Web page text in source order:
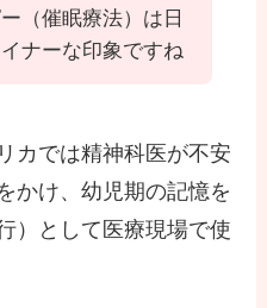
（催眠療法）は日
ナーな印象ですね
カでは精神科医が不安
かけ、幼児期の記憶を
）として医療現場で使